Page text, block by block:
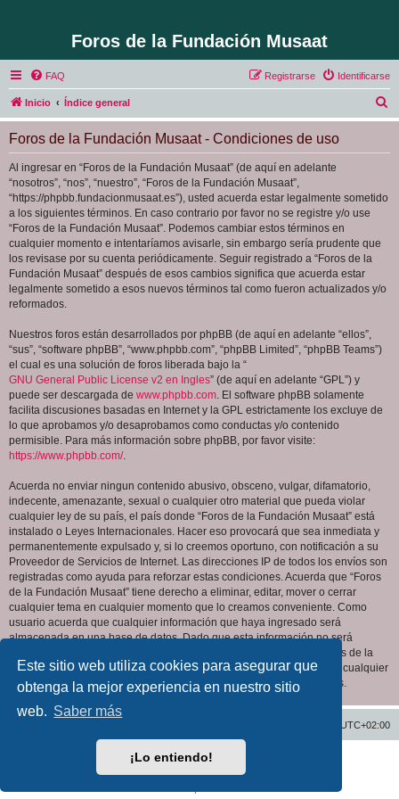
Este sitio web utiliza cookies para asegurar que
obtenga la mejor experiencia en nuestro sitio
web. Saber más
¡Lo entiendo!
Foros de la Fundación Musaat
FAQ Identificarse
Registrarse
Inicio Índice general
u
Foros de la Fundación Musaat - Condiciones de uso
Al ingresar en “Foros de la Fundación Musaat” (de aquí en adelante
“nosotros”, “nos”, “nuestro”, “Foros de la Fundación Musaat”,
“https://phpbb.fundacionmusaat.es”), usted acuerda estar legalmente sometido
a los siguientes términos. En caso contrario por favor no se registre y/o use
“Foros de la Fundación Musaat”. Podemos cambiar estos términos en
cualquier momento e intentaríamos avisarle, sin embargo sería prudente que
los revisase por su cuenta periódicamente. Seguir registrado a “Foros de la
Fundación Musaat” después de esos cambios significa que acuerda estar
legalmente sometido a esos nuevos términos tal como fueron actualizados y/o
reformados.
Nuestros foros están desarrollados por phpBB (de aquí en adelante “ellos”,
“sus”, “software phpBB”, “www.phpbb.com”, “phpBB Limited”, “phpBB Teams”)
el cual es una solución de foros liberada bajo la “
GNU General Public License v2 en Ingles” (de aquí en adelante “GPL”) y
puede ser descargada de www.phpbb.com. El software phpBB solamente
facilita discusiones basadas en Internet y la GPL estrictamente los excluye de
lo que aprobamos y/o desaprobamos como conductas y/o contenido
permisible. Para más información sobre phpBB, por favor visite:
https://www.phpbb.com/.
Acuerda no enviar ningun contenido abusivo, obsceno, vulgar, difamatorio,
indecente, amenazante, sexual o cualquier otro material que pueda violar
cualquier ley de su país, el país donde “Foros de la Fundación Musaat” está
instalado o Leyes Internacionales. Hacer eso provocará que sea inmediata y
permanentemente expulsado y, si lo creemos oportuno, con notificación a su
Proveedor de Servicios de Internet. Las direcciones IP de todos los envíos son
registradas como ayuda para reforzar estas condiciones. Acuerda que “Foros
de la Fundación Musaat” tiene derecho a eliminar, editar, mover o cerrar
cualquier tema en cualquier momento que lo creamos conveniente. Como
usuario acuerda que cualquier información que haya ingresado será
almacenada en una base de datos. Dado que esta información no será
compartida con ninguna tercera parte sin su consentimiento, ni “Foros de la
Fundación Musaat” ni phpBB podrán considerarse responsables por cualquier
intento de hacking que conlleve a que los datos sean comprometidos.
UTC+02:00
Desarrollado porphpBB® Forum Software © phpBB Limited
phpBB España